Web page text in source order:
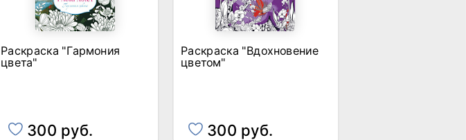
Раскраска "Гармония
цвета"
300 руб.
Раскраска "Вдохновение
цветом"
300 руб.